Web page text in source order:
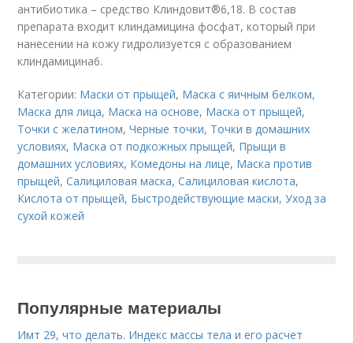
антибиотика – средство Клиндовит®6,18. В состав
препарата входит клиндамицина фосфат, который при
нанесении на кожу гидролизуется с образованием
клиндамицина6.
Категории: Маски от прыщей, Маска с яичным белком,
Маска для лица, Маска на основе, Маска от прыщей,
Точки с желатином,Черные точки, Точки в домашних
условиях, Маска от подкожных прыщей, Прыщи в
домашних условиях, Комедоны на лице, Маска против
прыщей,Салициловая маска,Салициловая кислота,
Кислота от прыщей, Быстродействующие маски,Уход за
сухой кожей
Популярные материалы
Имт 29, что делать. Индекс массы тела и его расчет